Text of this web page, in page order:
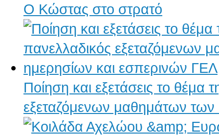
Ο Κώστας στο στρατό
Ποίηση και εξετάσεις το
εξεταζόμενων μαθημάτων